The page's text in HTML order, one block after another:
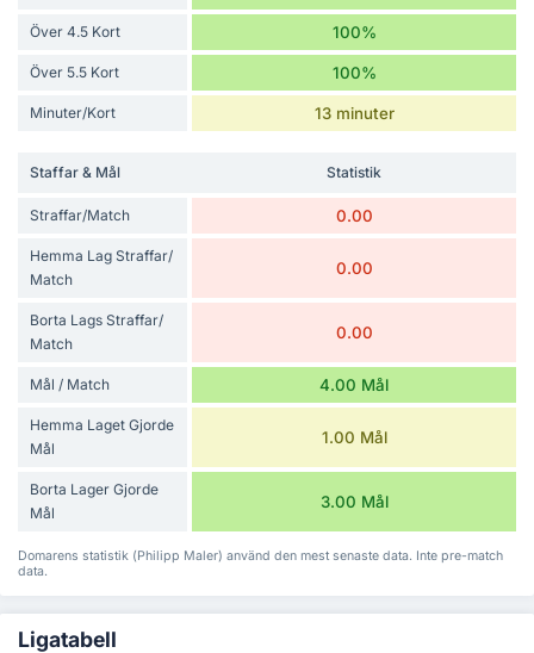
Över 4.5 Kort 100%
Över 5.5 Kort 100%
Minuter/Kort 13 minuter
Staffar & Mål Statistik
Straffar/Match 0.00
Hemma Lag Straffar/
Match
0.00
Borta Lags Straffar/
Match
0.00
Mål / Match 4.00 Mål
Hemma Laget Gjorde
Mål
1.00 Mål
Borta Lager Gjorde
Mål
3.00 Mål
Domarens statistik (Philipp Maler) använd den mest senaste data. Inte pre-match
data.
Ligatabell